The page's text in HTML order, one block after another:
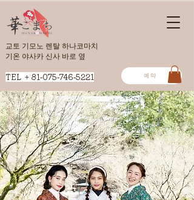
교토 기모노 렌탈 하나코마치
​기온 야사카 신사 바로 옆
​TEL ＋81-075-746-5221 예약